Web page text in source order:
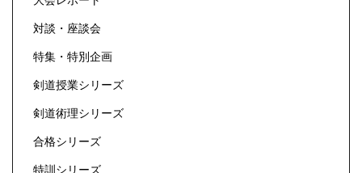
対談・座談会
特集・特別企画
剣道授業シリーズ
剣道術理シリーズ
合格シリーズ
特訓シリーズ